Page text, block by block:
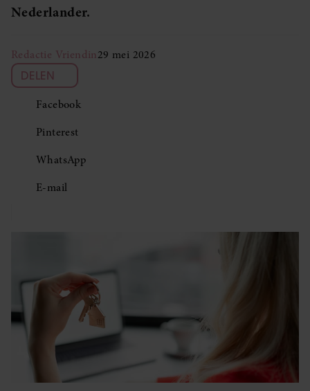
Nederlander.
Redactie Vriendin29 mei 2026
DELEN
Facebook
Pinterest
WhatsApp
E-mail